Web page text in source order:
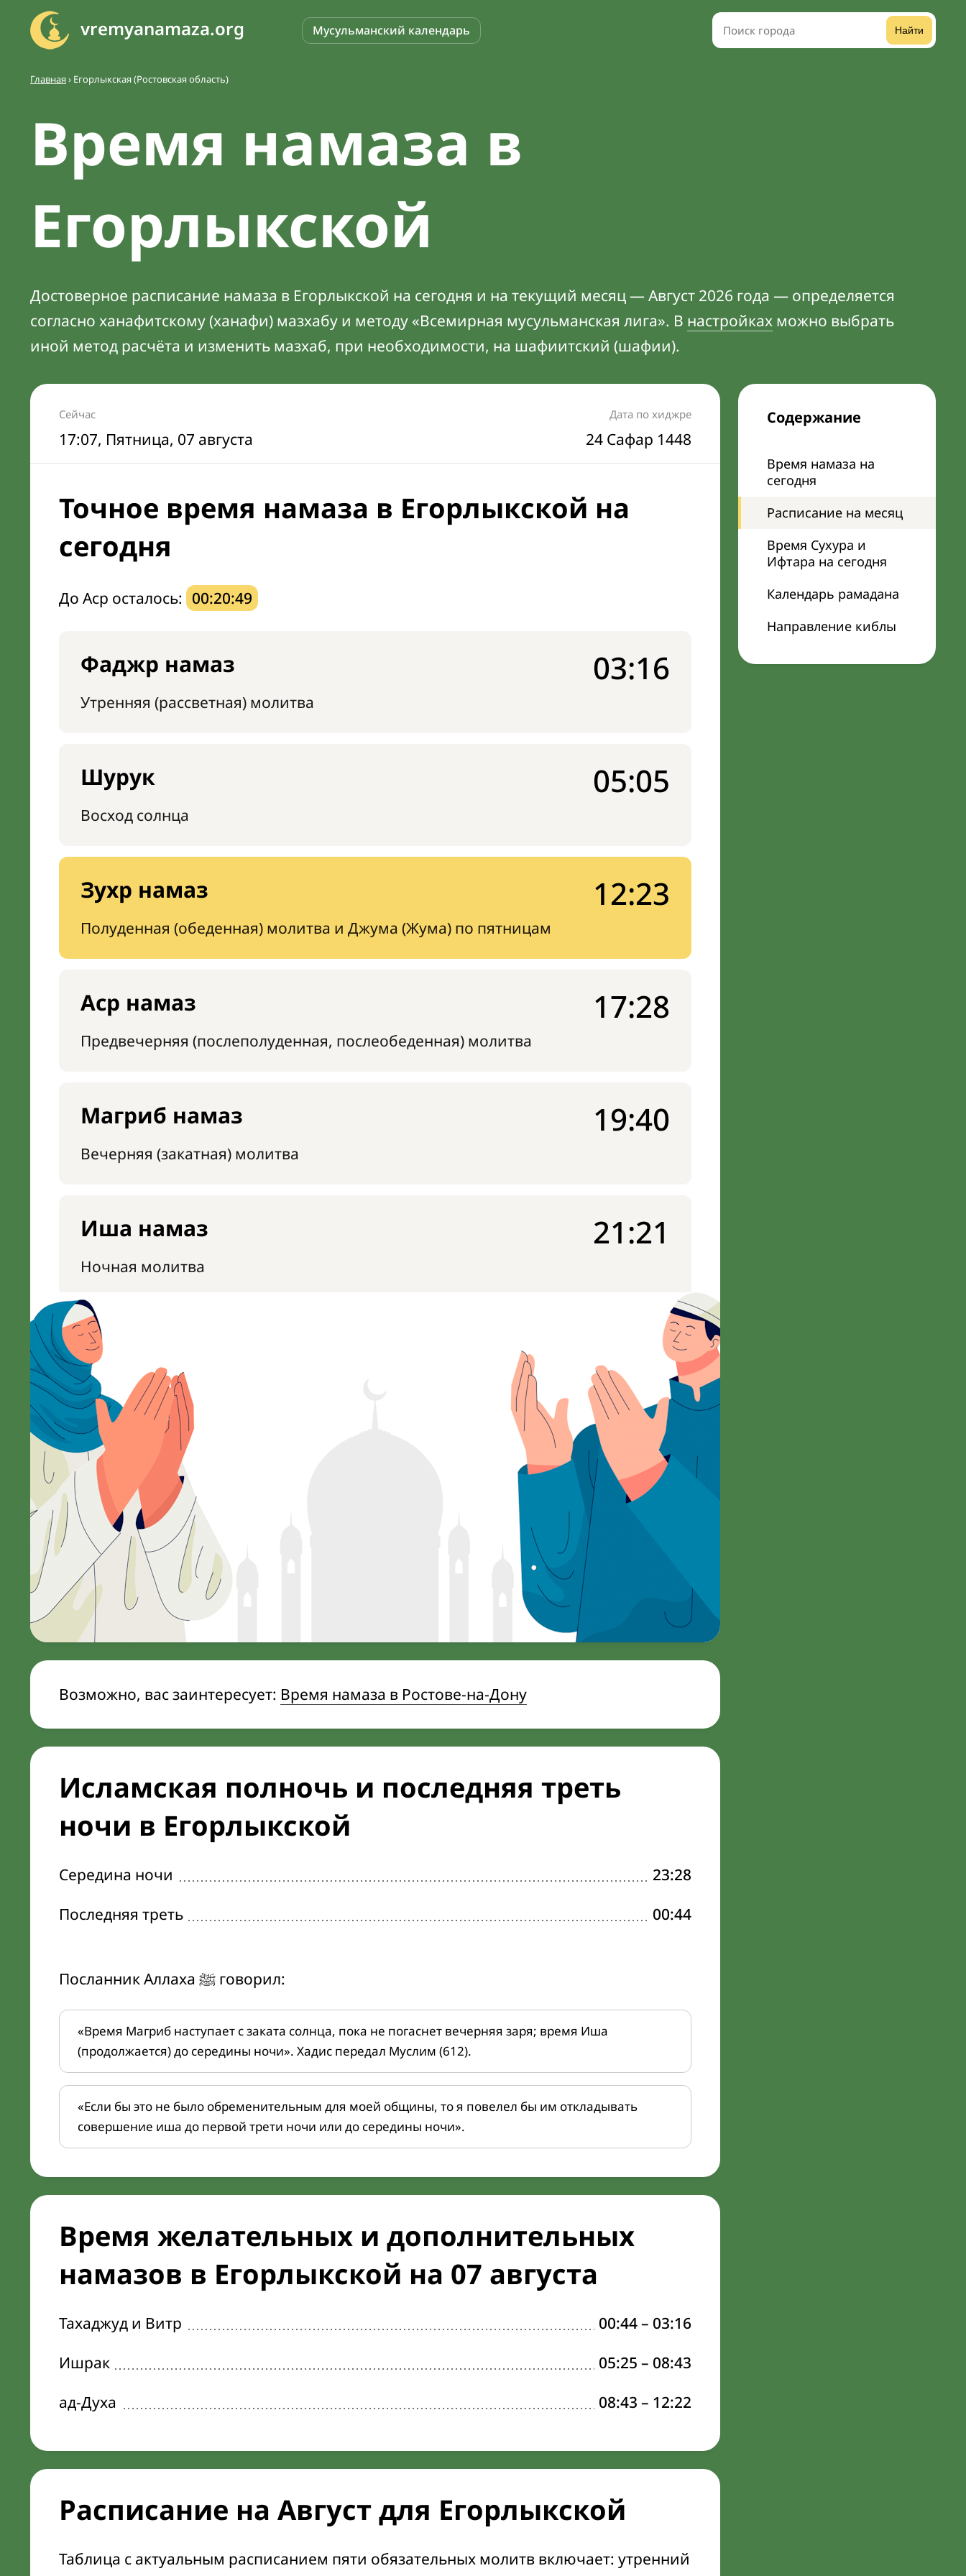
vremyanamaza.org Мусульманский календарь Найти
Главная› Егорлыкская (Ростовская область)
Время намаза в
Егорлыкской
Достоверное расписание намаза в Егорлыкской на сегодня и на текущий месяц — Август 2026 года — определяется
согласно ханафитскому (ханафи) мазхабу и методу «Всемирная мусульманская лига». В настройках можно выбрать
иной метод расчёта и изменить мазхаб, при необходимости, на шафиитский (шафии).
Содержание
Время намаза на
сегодня
Расписание на месяц
Время Сухура и
Ифтара на сегодня
Календарь рамадана
Направление киблы
Сейчас
17:07, Пятница, 07 августа
Дата по хиджре
24 Сафар 1448
Точное время намаза в Егорлыкской на
сегодня
До Аср осталось: 00:20:48
Фаджр намаз
Утренняя (рассветная) молитва
03:16
Шурук
Восход солнца
05:05
Зухр намаз
Полуденная (обеденная) молитва и Джума (Жума) по пятницам
12:23
Аср намаз
Предвечерняя (послеполуденная, послеобеденная) молитва
17:28
Магриб намаз
Вечерняя (закатная) молитва
19:40
Иша намаз
Ночная молитва
21:21
Возможно, вас заинтересует: Время намаза в Ростове-на-Дону
Исламская полночь и последняя треть
ночи в Егорлыкской
Середина ночи
23:28
Последняя треть
00:44
Посланник Аллаха ﷺ говорил:
«Время Магриб наступает с заката солнца, пока не погаснет вечерняя заря; время Иша
(продолжается) до середины ночи». Хадис передал Муслим (612).
«Если бы это не было обременительным для моей общины, то я повелел бы им откладывать
совершение иша до первой трети ночи или до середины ночи».
Время желательных и дополнительных
намазов в Егорлыкской на 07 августа
Тахаджуд и Витр 00:44– 03:16
Ишрак
05:25 – 08:43
ад-Духа
08:43 – 12:22
Расписание на Август для Егорлыкской
Таблица с актуальным расписанием пяти обязательных молитв включает: утренний